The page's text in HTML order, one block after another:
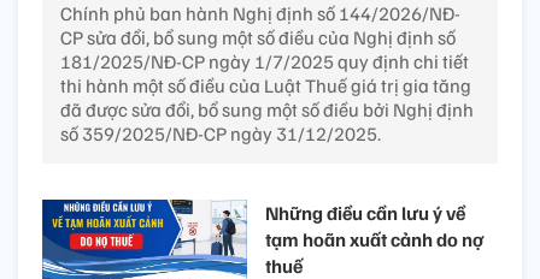
Chính phủ ban hành Nghị định số 144/2026/NĐ-
CP sửa đổi, bổ sung một số điều của Nghị định số
181/2025/NĐ-CP ngày 1/7/2025 quy định chi tiết
thi hành một số điều của Luật Thuế giá trị gia tăng
đã được sửa đổi, bổ sung một số điều bởi Nghị định
số 359/2025/NĐ-CP ngày 31/12/2025.
Những điều cần lưu ý về
tạm hoãn xuất cảnh do nợ
thuế